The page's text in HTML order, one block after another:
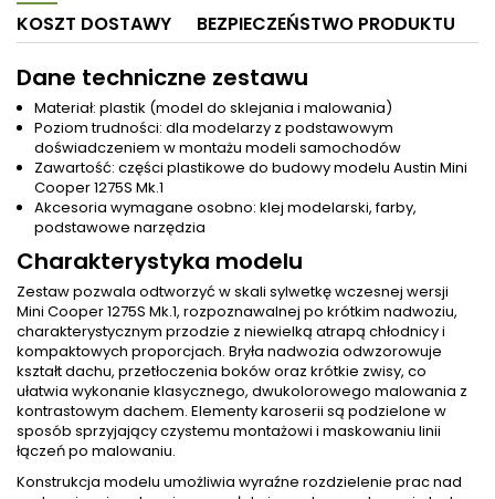
KOSZT DOSTAWY
BEZPIECZEŃSTWO PRODUKTU
Dane techniczne zestawu
Materiał: plastik (model do sklejania i malowania)
Poziom trudności: dla modelarzy z podstawowym
doświadczeniem w montażu modeli samochodów
Zawartość: części plastikowe do budowy modelu Austin Mini
Cooper 1275S Mk.1
Akcesoria wymagane osobno: klej modelarski, farby,
podstawowe narzędzia
Charakterystyka modelu
Zestaw pozwala odtworzyć w skali sylwetkę wczesnej wersji
Mini Cooper 1275S Mk.1, rozpoznawalnej po krótkim nadwoziu,
charakterystycznym przodzie z niewielką atrapą chłodnicy i
kompaktowych proporcjach. Bryła nadwozia odwzorowuje
kształt dachu, przetłoczenia boków oraz krótkie zwisy, co
ułatwia wykonanie klasycznego, dwukolorowego malowania z
kontrastowym dachem. Elementy karoserii są podzielone w
sposób sprzyjający czystemu montażowi i maskowaniu linii
łączeń po malowaniu.
Konstrukcja modelu umożliwia wyraźne rozdzielenie prac nad